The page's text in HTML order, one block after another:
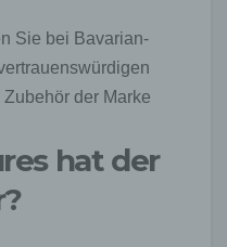
Sie bei Bavarian-
der Marke
hat der